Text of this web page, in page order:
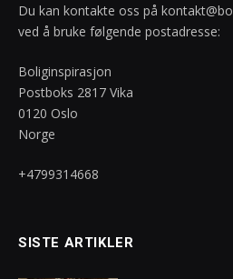
Du kan kontakte oss på
ved å bruke følgende postadresse:
Boliginspirasjon
Postboks 2817 Vika
0120 Oslo
Norge
+4799314668
SISTE ARTIKLER